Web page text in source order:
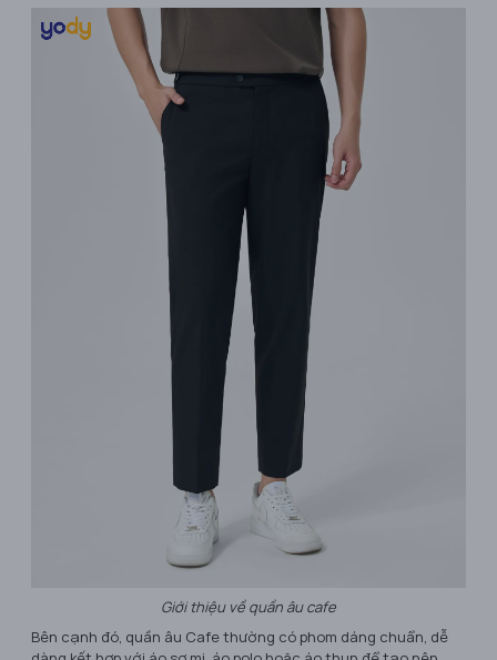
Giới thiệu về quần âu cafe
Bên cạnh đó, quần âu Cafe thường có phom dáng chuẩn, dễ